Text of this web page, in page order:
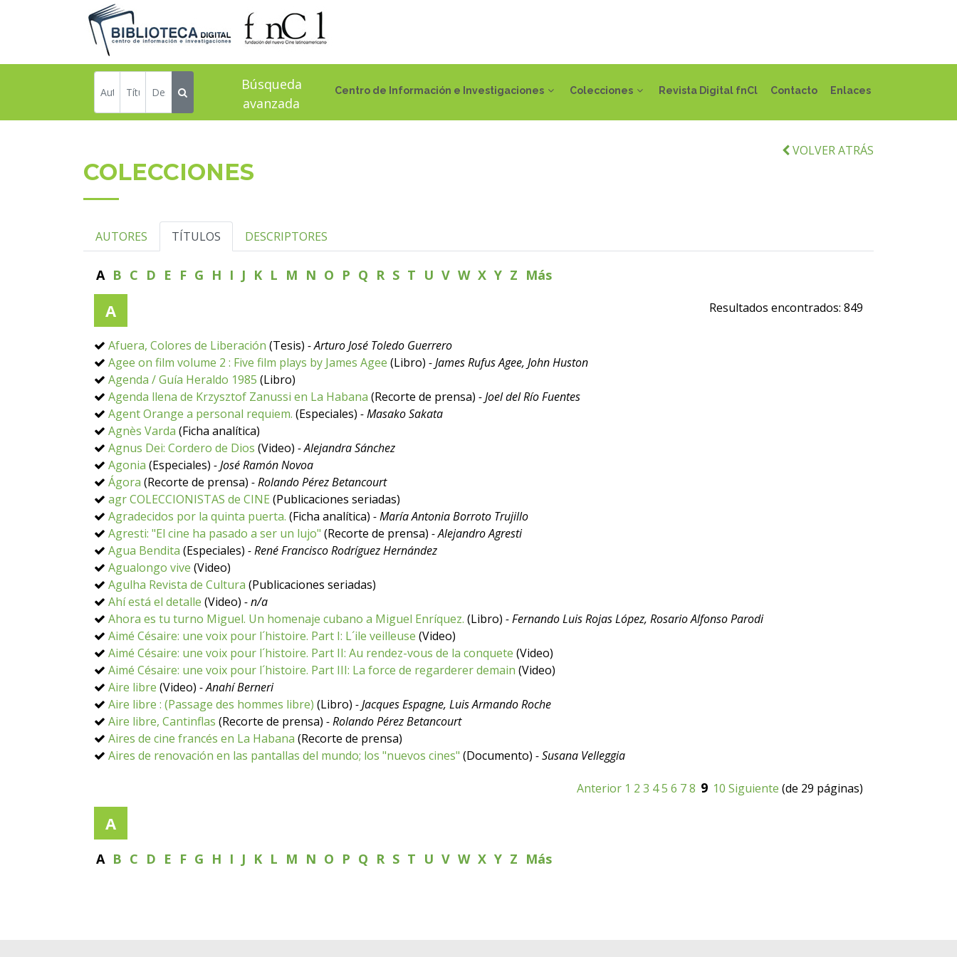
Centro de Información e Investigaciones Colecciones Revista Digital fnCl Contacto Enlaces
Búsqueda
avanzada
VOLVER ATRÁS
COLECCIONES
AUTORES TÍTULOS DESCRIPTORES
A B C D E F G H I J K L M N O P Q R S T U V W X Y Z Más
A Resultados encontrados: 849
Afuera, Colores de Liberación (Tesis) - Arturo José Toledo Guerrero
Agee on film volume 2 : Five film plays by James Agee (Libro) - James Rufus Agee, John Huston
Agenda / Guía Heraldo 1985 (Libro)
Agenda llena de Krzysztof Zanussi en La Habana (Recorte de prensa) - Joel del Río Fuentes
Agent Orange a personal requiem. (Especiales) - Masako Sakata
Agnès Varda (Ficha analítica)
Agnus Dei: Cordero de Dios (Video) - Alejandra Sánchez
Agonia (Especiales) - José Ramón Novoa
Ágora (Recorte de prensa) - Rolando Pérez Betancourt
agr COLECCIONISTAS de CINE (Publicaciones seriadas)
Agradecidos por la quinta puerta. (Ficha analítica) - María Antonia Borroto Trujillo
Agresti: "El cine ha pasado a ser un lujo" (Recorte de prensa) - Alejandro Agresti
Agua Bendita (Especiales) - René Francisco Rodríguez Hernández
Agualongo vive (Video)
Agulha Revista de Cultura (Publicaciones seriadas)
Ahí está el detalle (Video) - n/a
Ahora es tu turno Miguel. Un homenaje cubano a Miguel Enríquez. (Libro) - Fernando Luis Rojas López, Rosario Alfonso Parodi
Aimé Césaire: une voix pour l´histoire. Part I: L´ile veilleuse (Video)
Aimé Césaire: une voix pour l´histoire. Part II: Au rendez-vous de la conquete (Video)
Aimé Césaire: une voix pour l´histoire. Part III: La force de regarderer demain (Video)
Aire libre (Video) - Anahí Berneri
Aire libre : (Passage des hommes libre) (Libro) - Jacques Espagne, Luis Armando Roche
Aire libre, Cantinflas (Recorte de prensa) - Rolando Pérez Betancourt
Aires de cine francés en La Habana (Recorte de prensa)
Aires de renovación en las pantallas del mundo; los "nuevos cines" (Documento) - Susana Velleggia
Anterior 1 2 3 45 6 78 9 10 Siguiente (de 29 páginas)
A
A B C D E F G H I J K L M N O P Q R S T U V W X Y Z Más